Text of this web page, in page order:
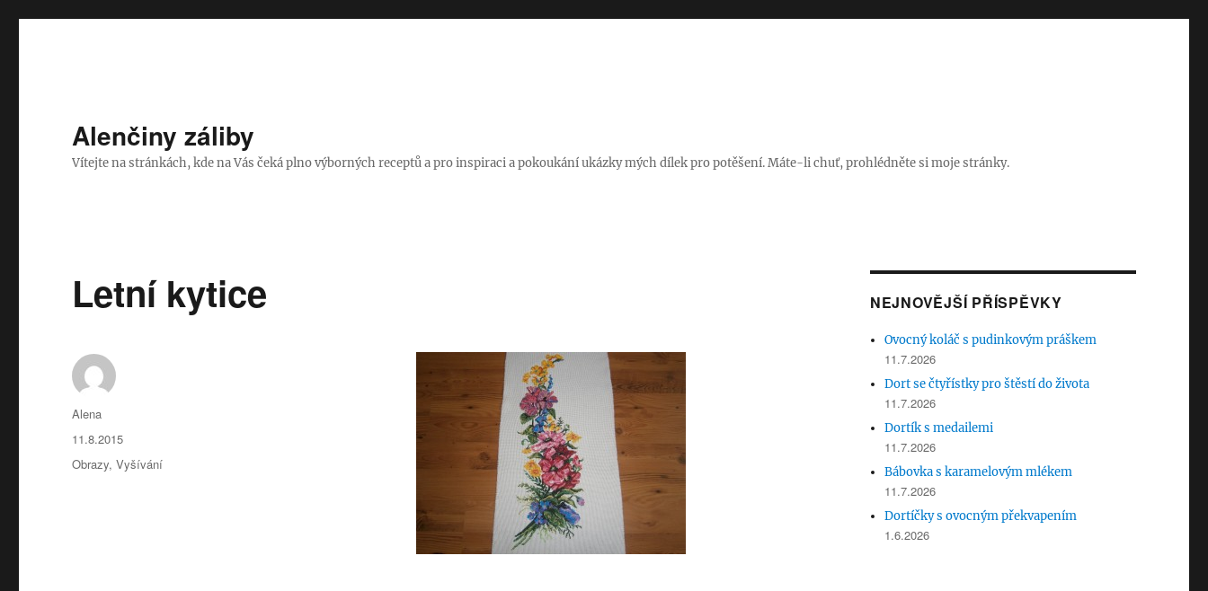
Alenčiny záliby
Vítejte na stránkách, kde na Vás čeká plno výborných receptů a pro inspiraci a pokoukání ukázky mých dílek pro potěšení. Máte-li chuť, prohlédněte si moje stránky.
Letní kytice
Autor:
Alena
Publikováno:
11.8.2015
Rubriky:
Obrazy,Vyšívání
NEJNOVĚJŠÍ PŘÍSPĚVKY
Ovocný koláč s pudinkovým práškem
11.7.2026
Dort se čtyřístky pro štěstí do života
11.7.2026
Dortík s medailemi
11.7.2026
Bábovka s karamelovým mlékem
11.7.2026
Dortíčky s ovocným překvapením
1.6.2026